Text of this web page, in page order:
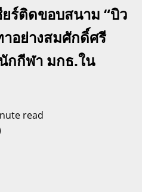
ยร์ติดขอบสนาม “บิว
อย่างสมศักดิ์ศรี
กกีฬา มกธ.ใน
read